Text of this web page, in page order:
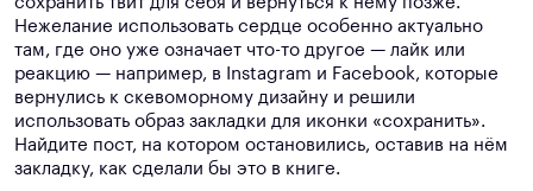
Нежелание использовать сердце особенно актуально
там, где оно уже означает что-то другое — лайк или
реакцию — например, в Instagram и Facebook, которые
вернулись к скевоморному дизайну и решили
использовать образ закладки для иконки «сохранить».
Найдите пост, на котором остановились, оставив на нём
закладку, как сделали бы это в книге.